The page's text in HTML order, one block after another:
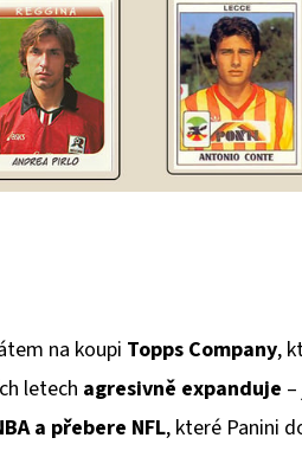
na koupi Topps Company,
letech agresivně expanduje
a přebere NFL, které Panini